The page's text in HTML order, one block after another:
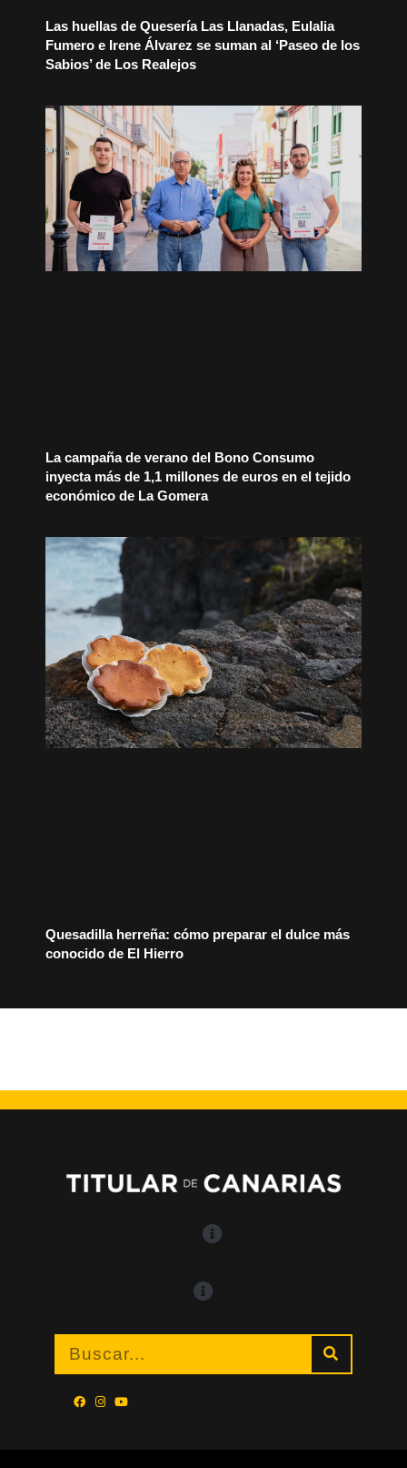
Las huellas de Quesería Las Llanadas, Eulalia
Fumero e Irene Álvarez se suman al ‘Paseo de los
Sabios’ de Los Realejos
La campaña de verano del Bono Consumo
inyecta más de 1,1 millones de euros en el tejido
económico de La Gomera
Quesadilla herreña: cómo preparar el dulce más
conocido de El Hierro